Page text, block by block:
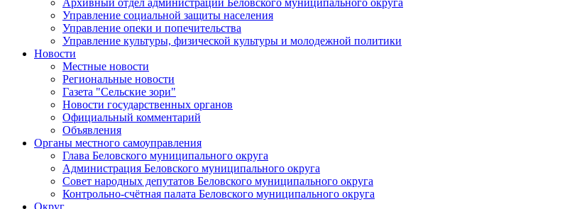
Архивный отдел администрации Беловского муниципального округа
Управление социальной защиты населения
Управление опеки и попечительства
Управление культуры, физической культуры и молодежной политики
Новости
Местные новости
Региональные новости
Газета "Сельские зори"
Новости государственных органов
Официальный комментарий
Объявления
Органы местного самоуправления
Глава Беловского муниципального округа
Администрация Беловского муниципального округа
Совет народных депутатов Беловского муниципального округа
Контрольно-счётная палата Беловского муниципального округа
Округ